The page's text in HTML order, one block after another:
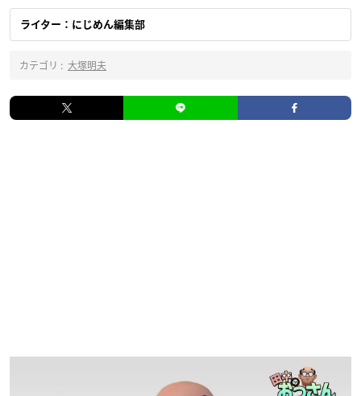
ライター：にじめん編集部
カテゴリ : 大塚明夫